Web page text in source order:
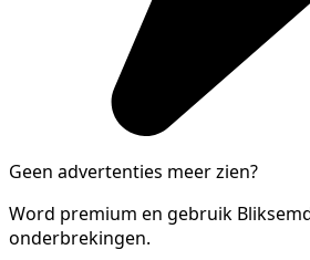
Geen advertenties meer zien?
Word premium en gebruik
onderbrekingen.